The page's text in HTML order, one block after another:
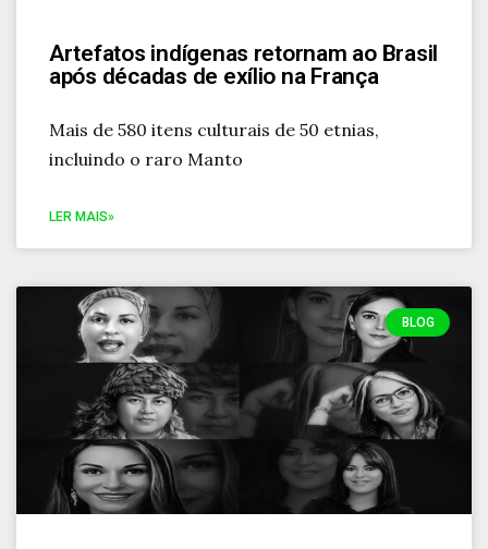
Artefatos indígenas retornam ao Brasil
após décadas de exílio na França
Mais de 580 itens culturais de 50 etnias,
incluindo o raro Manto
LER MAIS»
BLOG